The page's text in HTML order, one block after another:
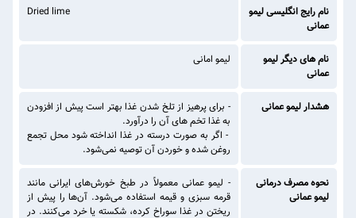
نام رایج انگلیسی لیمو
عمانی
Dried lime
نام های دیگر لیمو
عمانی
لیمو امانی
هشدار لیمو عمانی
- برای پرهیز از تلخ شدن غذا بهتر است پیش از افزودن
به غذا تخم‌ های آن را درآورد.
- اگر به صورت درسته در غذا انداخته ‌شود محل تجمع
روغن شده و خوردن آن توصیه نمی‌شود.
نحوه مصرف درمانی
لیمو عمانی
- لیمو عمانی معمولاً در طبخ خورش‌های ایرانی مانند
قرمه سبزی و قیمه استفاده می‌شود. آن‌ها را پیش از
ریختن در غذا سوراخ کرده، شکسته یا خرد می‌کنند. در